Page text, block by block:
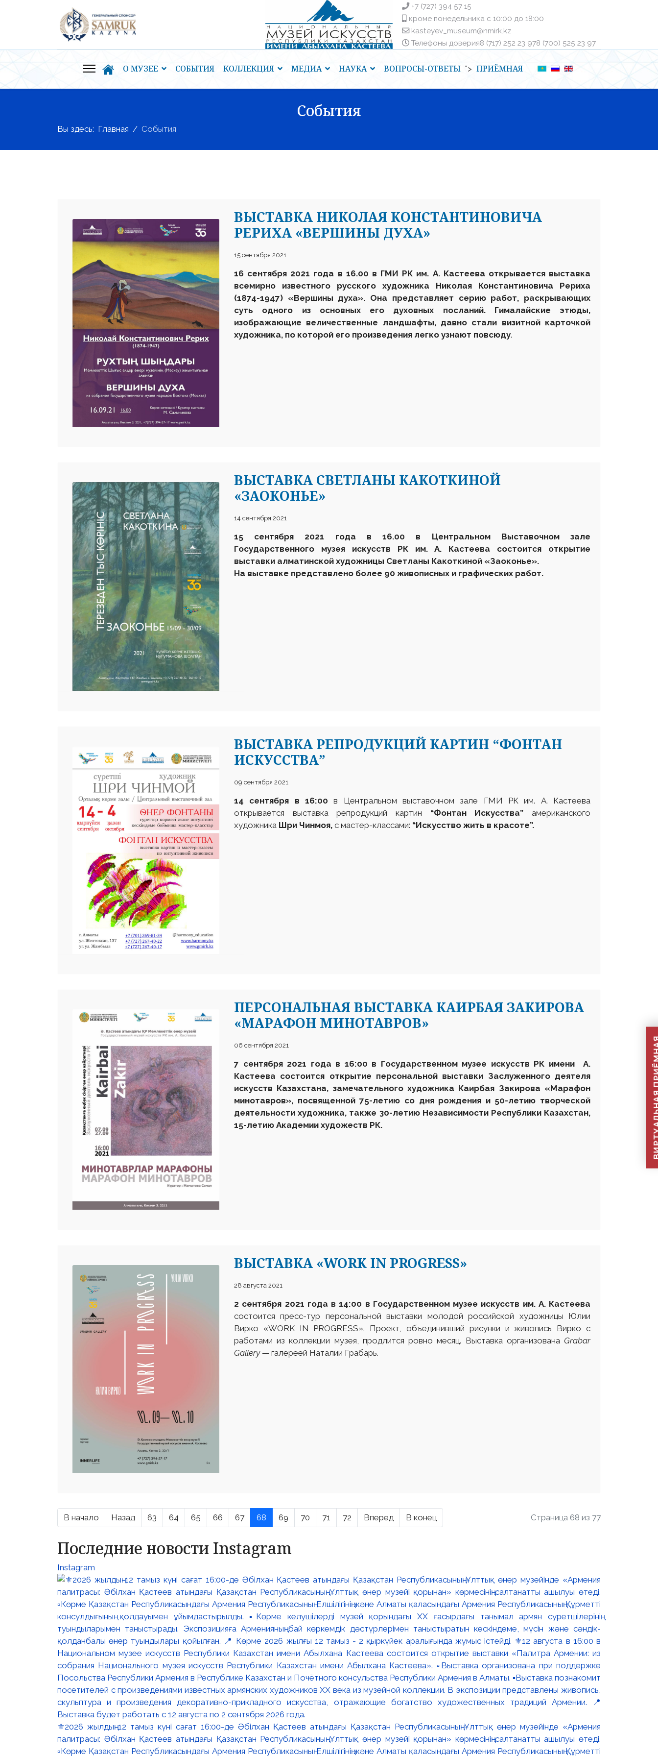
+7 (727) 394 57 15
кроме понедельника с 10:00 до 18:00
kasteyev_museum@nmirk.kz
Телефоны доверияㅤ8 (717) 252 23 97ㅤㅤ8 (700) 525 23 97
О МУЗЕЕ СОБЫТИЯ КОЛЛЕКЦИЯ МЕДИА НАУКА ВОПРОСЫ-ОТВЕТЫ "> ПРИЁМНАЯ
События
Вы здесь: Главная События
ВЫСТАВКА НИКОЛАЯ КОНСТАНТИНОВИЧА
РЕРИХА «ВЕРШИНЫ ДУХА»
15 сентября 2021
16 сентября 2021 года в 16.00 в ГМИ РК им. А. Кастеева открывается выставка
всемирно известного русского художника Николая Константиновича Рериха
(1874-1947) «Вершины духа». Она представляет серию работ, раскрывающих
суть одного из основных его духовных посланий. Гималайские этюды,
изображающие величественные ландшафты, давно стали визитной карточкой
художника, по которой его произведения легко узнают повсюду.
ВЫСТАВКА СВЕТЛАНЫ КАКОТКИНОЙ
«ЗАОКОНЬЕ»
14 сентября 2021
15 сентября 2021 года в 16.00 в Центральном Выставочном зале
Государственного музея искусств РК им. А. Кастеева состоится открытие
выставки алматинской художницы Светланы Какоткиной «Заоконье».
На выставке представлено более 90 живописных и графических работ.
ВЫСТАВКА РЕПРОДУКЦИЙ КАРТИН “ФОНТАН
ИСКУССТВА”
09 сентября 2021
14 сентября в 16:00в Центральном выставочном зале ГМИ РК им. А. Кастеева
открывается выставка репродукций картин “Фонтан Искусства”американского
художника Шри Чинмоя, с мастер-классами: “Искусство жить в красоте”.
ПЕРСОНАЛЬНАЯ ВЫСТАВКА КАИРБАЯ ЗАКИРОВА
«МАРАФОН МИНОТАВРОВ»
06 сентября 2021
7 сентября 2021 года в 16:00 в Государственном музее искусств РК имени А.
Кастеева состоится открытие персональной выставки Заслуженного деятеля
искусств Казахстана, замечательного художника Каирбая Закирова «Марафон
минотавров», посвященной 75-летию со дня рождения и 50-летию творческой
деятельности художника, также 30-летию Независимости Республики Казахстан,
15-летию Академии художеств РК.
ВЫСТАВКА «WORK IN PROGRESS»
28 августа 2021
2 сентября 2021 года в 14:00 в Государственном музее искусств им. А. Кастеева
состоится пресс-тур персональной выставки молодой российской художницы Юлии
Вирко «WORK IN PROGRESS». Проект, объединивший рисунки и живопись Вирко с
работами из коллекции музея, продлится ровно месяц. Выставка организована Grabar
Gallery— галереей Наталии Грабарь.
В начало Назад 63 64 65 66 67 68 69 70 71 72 Вперед В конец Страница 68 из 77
Последние новости Instagram
Instagram
⚜️2026 жылдың 12 тамыз күні сағат 16:00-де Әбілхан Қастеев атындағы Қазақстан Республикасының Ұлттық өнер музейінде «Армения
палитрасы: Әбілхан Қастеев атындағы Қазақстан Республикасының Ұлттық өнер музейі қорынан» көрмесінің салтанатты ашылуы өтеді.
▫️Көрме Қазақстан Республикасындағы Армения Республикасының Елшілігінің және Алматы қаласындағы Армения Республикасының Құрметті